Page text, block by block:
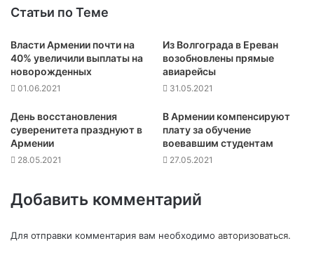
Статьи по Теме
Власти Армении почти на
40% увеличили выплаты на
новорожденных
01.06.2021
Из Волгограда в Ереван
возобновлены прямые
авиарейсы
31.05.2021
День восстановления
суверенитета празднуют в
Армении
28.05.2021
В Армении компенсируют
плату за обучение
воевавшим студентам
27.05.2021
Добавить комментарий
Для отправки комментария вам необходимо авторизоваться.